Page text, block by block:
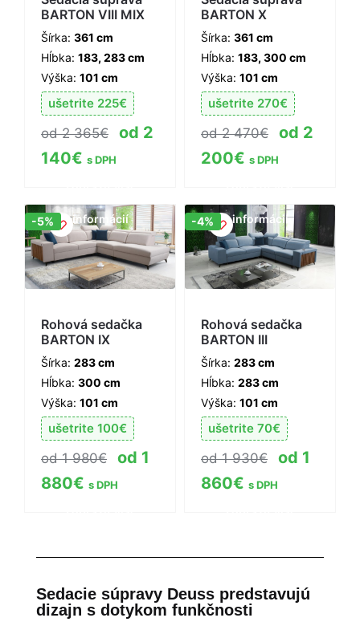
BARTON VIII MIX
Šírka: 361 cm
Hĺbka: 183, 283 cm
Výška: 101 cm
ušetrite 225€
2 365€
2
140€ s DPH
informácií
BARTON X
Šírka: 361 cm
Hĺbka: 183, 300 cm
Výška: 101 cm
ušetrite 270€
2 470€
2
200€ s DPH
informácií
Zľava!
-5%
Rohová sedačka
BARTON IX
Šírka: 283 cm
Hĺbka: 300 cm
Výška: 101 cm
ušetrite 100€
1 980€
1
880€ s DPH
Zľava!
-4%
Rohová sedačka
BARTON III
Šírka: 283 cm
Hĺbka: 283 cm
Výška: 101 cm
ušetrite 70€
1 930€
1
860€ s DPH
Sedacie súpravy Deuss predstavujú
dizajn s dotykom funkčnosti